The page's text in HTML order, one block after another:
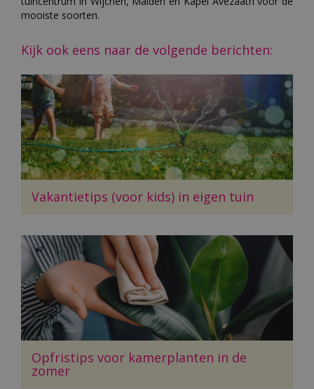
mooiste soorten.
Kijk ook eens naar de volgende berichten:
Vakantietips (voor kids) in eigen tuin
Opfristips voor kamerplanten in de
zomer